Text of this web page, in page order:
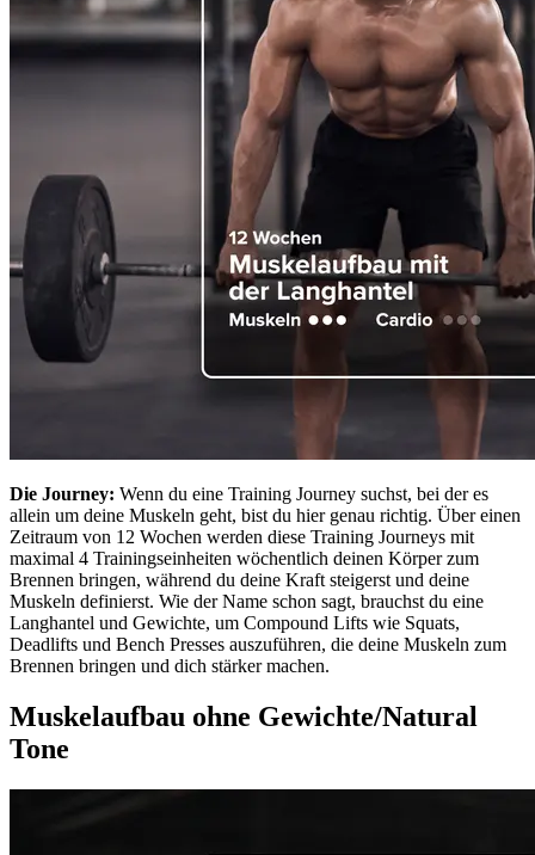
Die Journey: Wenn du eine Training Journey suchst, bei der es
allein um deine Muskeln geht, bist du hier genau richtig. Über einen
Zeitraum von 12 Wochen werden diese Training Journeys mit
maximal 4 Trainingseinheiten wöchentlich deinen Körper zum
Brennen bringen, während du deine Kraft steigerst und deine
Muskeln definierst. Wie der Name schon sagt, brauchst du eine
Langhantel und Gewichte, um Compound Lifts wie Squats,
Deadlifts und Bench Presses auszuführen, die deine Muskeln zum
Brennen bringen und dich stärker machen.
Muskelaufbau ohne Gewichte/Natural
Tone